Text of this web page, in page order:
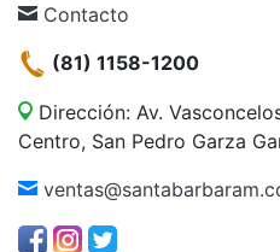
Contacto
(81) 1158-1200
Dirección: Av.
Centro, San Pedro Garza